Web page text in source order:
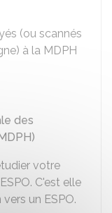
(ou scannés
à la MDPH
des
votre
C'est elle
un ESPO.